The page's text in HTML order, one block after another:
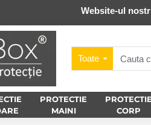
Website-ul
Toate
PROTECTIE
MAINI
PROTECTIE
CORP